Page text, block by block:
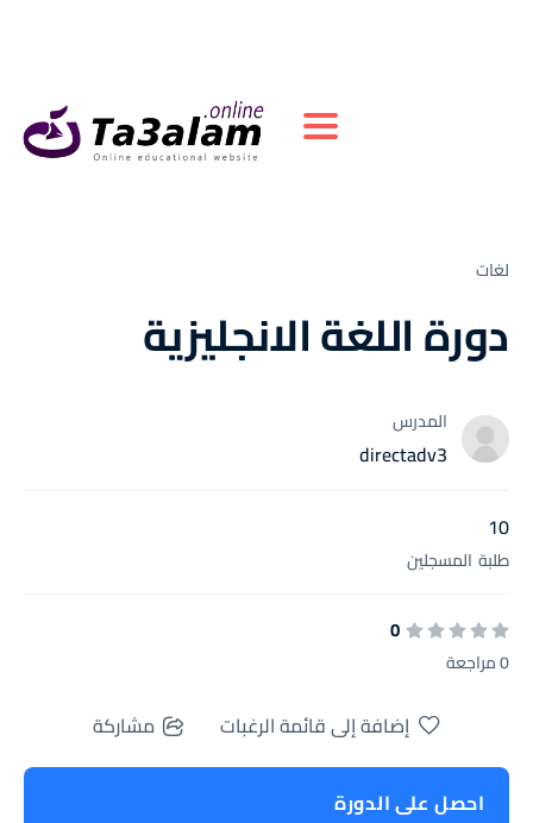
Toggle navigation
لغات
دورة اللغة الانجليزية
المدرس
directadv3
10
طلبة المسجلين
0
0 مراجعة
إضافة إلى قائمة الرغبات مشاركة
احصل على الدورة